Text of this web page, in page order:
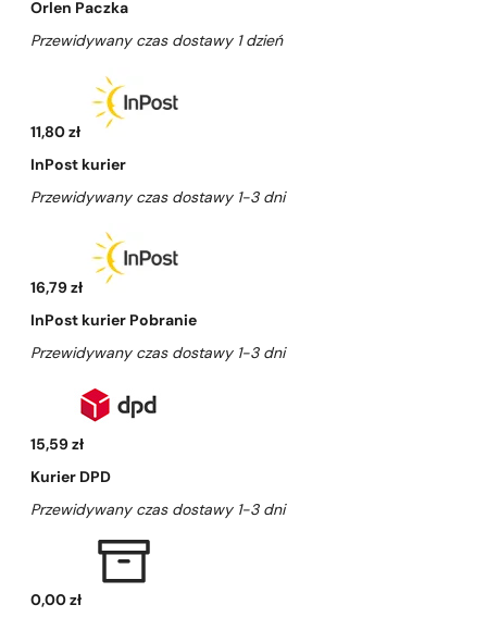
Orlen Paczka
Przewidywany czas dostawy 1 dzień
11,80 zł
InPost kurier
Przewidywany czas dostawy 1-3 dni
16,79 zł
InPost kurier Pobranie
Przewidywany czas dostawy 1-3 dni
15,59 zł
Kurier DPD
Przewidywany czas dostawy 1-3 dni
0,00 zł